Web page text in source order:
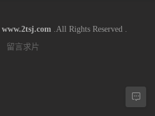
www.2tsj.com .All Rights Reserved .
留言求片
